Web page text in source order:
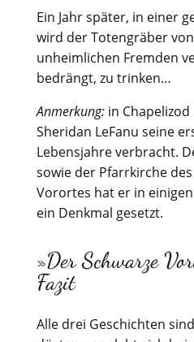
Ein Jahr später, in einer
wird der Totengräber
unheimlichen Fremden
bedrängt, zu trinken…
Anmerkung:in Chapelizod
Sheridan LeFanu seine
Lebensjahre verbracht.
sowie der Pfarrkirche
Vorortes hat er in
ein Denkmal gesetzt.
»Der Schwarze
Fazit
Alle drei Geschichten